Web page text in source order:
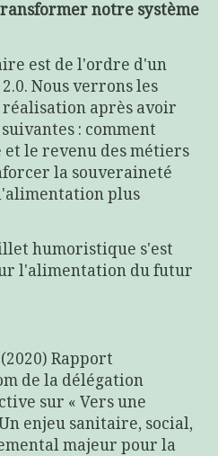
notre système
est de l'ordre d'un
Nous verrons les
réalisation après avoir
: comment
le revenu des métiers
la souveraineté
plus
humoristique s'est
l'alimentation du futur
Rapport
de la délégation
sur « Vers une
enjeu sanitaire, social,
majeur pour la